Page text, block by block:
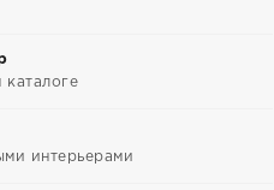
каталоге
интерьерами